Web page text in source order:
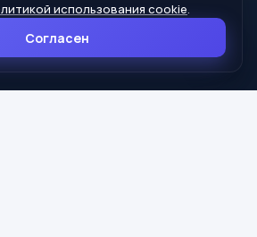
область, г. Сухой Лог, ул. Кирова, дом 7
использования cookie.
Согласен